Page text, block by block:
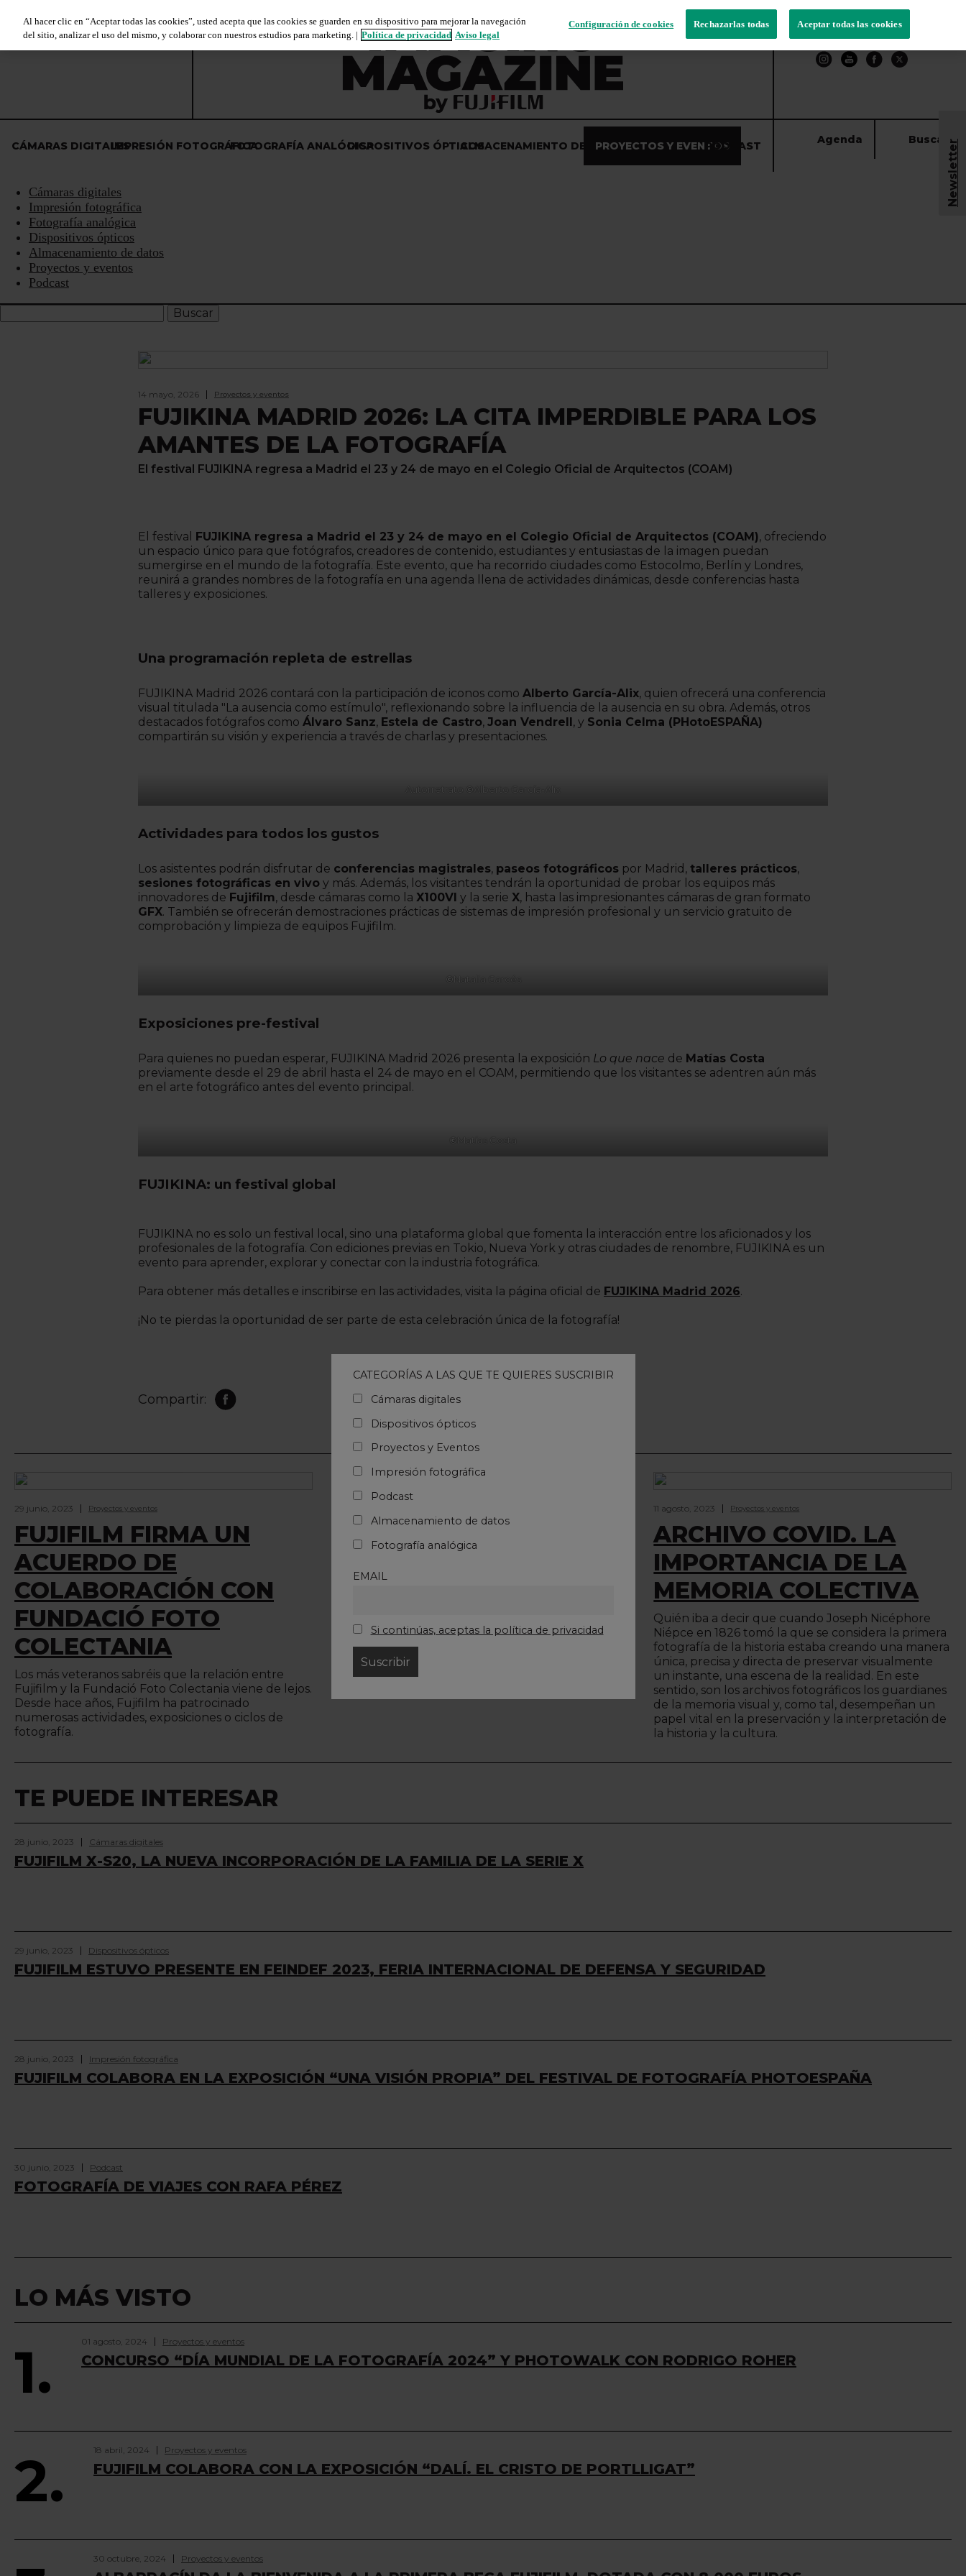
CÁMARAS DIGITALESIMPRESIÓN FOTOGRÁFICAFOTOGRAFÍA ANALÓGICADISPOSITIVOS ÓPTICOSALMACENAMIENTO DE DATOSPROYECTOS Y EVENTOSPODCAST
Cámaras digitales
Impresión fotográfica
Fotografía analógica
Dispositivos ópticos
Almacenamiento de datos
Proyectos y eventos
Podcast
Agenda Buscar
14 mayo, 2026 Proyectos y eventos
FUJIKINA MADRID 2026: LA CITA IMPERDIBLE PARA LOS
AMANTES DE LA FOTOGRAFÍA
El festival FUJIKINA regresa a Madrid el 23 y 24 de mayo en el Colegio Oficial de Arquitectos (COAM)
El festival FUJIKINA regresa a Madrid el 23 y 24 de mayo en el Colegio Oficial de Arquitectos (COAM), ofreciendo
un espacio único para que fotógrafos, creadores de contenido, estudiantes y entusiastas de la imagen puedan
sumergirse en el mundo de la fotografía. Este evento, que ha recorrido ciudades como Estocolmo, Berlín y Londres,
reunirá a grandes nombres de la fotografía en una agenda llena de actividades dinámicas, desde conferencias hasta
talleres y exposiciones.
Una programación repleta de estrellas
FUJIKINA Madrid 2026 contará con la participación de iconos como Alberto García-Alix, quien ofrecerá una conferencia
visual titulada "La ausencia como estímulo", reflexionando sobre la influencia de la ausencia en su obra. Además, otros
destacados fotógrafos como Álvaro Sanz, Estela de Castro, Joan Vendrell , y Sonia Celma (PHotoESPAÑA)
compartirán su visión y experiencia a través de charlas y presentaciones.
Autorretrato © Alberto García-Alix
Actividades para todos los gustos
Los asistentes podrán disfrutar de conferencias magistrales, paseos fotográficos por Madrid, talleres prácticos,
sesiones fotográficas en vivo y más. Además, los visitantes tendrán la oportunidad de probar los equipos más
innovadores de Fujifilm, desde cámaras como la X100VI y la serie X, hasta las impresionantes cámaras de gran formato
GFX. También se ofrecerán demostraciones prácticas de sistemas de impresión profesional y un servicio gratuito de
comprobación y limpieza de equipos Fujifilm.
©
Exposiciones pre-festival
Para quienes no puedan esperar, FUJIKINA Madrid 2026 presenta la exposición Lo que nace de Matías Costa
previamente desde el 29 de abril hasta el 24 de mayo en el COAM, permitiendo que los visitantes se adentren aún más
en el arte fotográfico antes del evento principal.
©
FUJIKINA: un festival global
FUJIKINA no es solo un festival local, sino una plataforma global que fomenta la interacción entre los aficionados y los
profesionales de la fotografía. Con ediciones previas en Tokio, Nueva York y otras ciudades de renombre, FUJIKINA es un
evento para aprender, explorar y conectar con la industria fotográfica.
Para obtener más detalles e inscribirse en las actividades, visita la página oficial de FUJIKINA Madrid 2026.
¡No te pierdas la oportunidad de ser parte de esta celebración única de la fotografía!
Compartir:
29 junio, 2023 Proyectos y eventos
FUJIFILM FIRMA UN
ACUERDO DE
COLABORACIÓN CON
FUNDACIÓ FOTO
COLECTANIA
Los más veteranos sabréis que la relación entre
Fujifilm y la Fundació Foto Colectania viene de lejos.
Desde hace años, Fujifilm ha patrocinado
numerosas actividades, exposiciones o ciclos de
fotografía.
FUJIFILM ESTÁ
BEAUTY&CARE
La última edición de los premios Best!N
Beauty&Care, celebrados recientemente, contó con
la presencia de Instax, la marca líder en cámaras
11 agosto, 2023 Proyectos y eventos
ARCHIVO COVID. LA
IMPORTANCIA DE LA
MEMORIA COLECTIVA
Quién iba a decir que cuando Joseph Nicéphore
Niépce en 1826 tomó la que se considera la primera
fotografía de la historia estaba creando una manera
única, precisa y directa de preservar visualmente
un instante, una escena de la realidad. En este
sentido, son los archivos fotográficos los guardianes
de la memoria visual y, como tal, desempeñan un
papel vital en la preservación y la interpretación de
la historia y la cultura.
TE PUEDE INTERESAR
28 junio, 2023 Cámaras digitales
FUJIFILM X-S20, LA NUEVA INCORPORACIÓN DE LA FAMILIA DE LA SERIE X
29 junio, 2023 Dispositivos ópticos
FUJIFILM ESTUVO PRESENTE EN FEINDEF 2023, FERIA INTERNACIONAL DE DEFENSA Y SEGURIDAD
28 junio, 2023 Impresión fotográfica
FUJIFILM COLABORA EN LA EXPOSICIÓN “UNA VISIÓN PROPIA” DEL FESTIVAL DE FOTOGRAFÍA PHOTOESPAÑA
30 junio, 2023 Podcast
FOTOGRAFÍA DE VIAJES CON RAFA PÉREZ
LO MÁS VISTO
1. 01 agosto, 2024 Proyectos y eventos
CONCURSO “DÍA MUNDIAL DE LA FOTOGRAFÍA 2024” Y PHOTOWALK CON RODRIGO ROHER
2. 18 abril, 2024 Proyectos y eventos
FUJIFILM COLABORA CON LA EXPOSICIÓN “DALÍ. EL CRISTO DE PORTLLIGAT”
30 octubre, 2024 Proyectos y eventos
Newsletter
EMAIL
CATEGORÍAS A LAS QUE TE QUIERES SUSCRIBIR
Cámaras digitales
Dispositivos ópticos
Proyectos y Eventos
Impresión fotográfica
Podcast
Almacenamiento de datos
Fotografía analógica
Si continúas, aceptas la política de privacidad
Al hacer clic en “Aceptar todas las cookies”, usted acepta que las cookies se guarden en su dispositivo para mejorar la navegación
del sitio, analizar el uso del mismo, y colaborar con nuestros estudios para marketing. | Política de privacidad Aviso legal
Configuración de cookies Rechazarlas todas Aceptar todas las cookies